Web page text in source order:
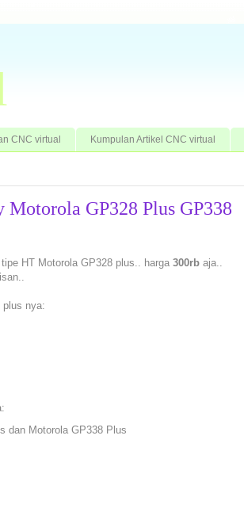
CNC virtual Kumpulan Artikel CNC virtual
GP328 Plus GP338
HT Motorola GP328 plus.. harga 300rb aja..
plus nya:
dan Motorola GP338 Plus